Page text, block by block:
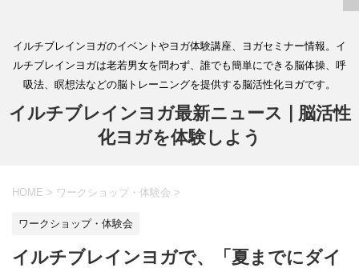
イルチブレインヨガのイベントやヨガ体験講座、ヨガセミナー情報。イ
ルチブレインヨガは老若男女を問わず、誰でも簡単にできる脳体操、呼
吸法、瞑想法などの脳トレーニングを提供する脳活性化ヨガです。
イルチブレインヨガ最新ニュース | 脳活性
化ヨガを体験しよう
HOME > ワークショップ・体験会 >
ワークショップ・体験会
イルチブレインヨガで、「夏までにダイ